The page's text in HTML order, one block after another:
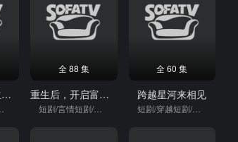
我将公主扶上位，自己坐稳太上凰
全 88 集
重生后，开启富贵人生
短剧/言情短剧/逆袭
全 60 集
跨越星河来相见
短剧/穿越短剧/穿越